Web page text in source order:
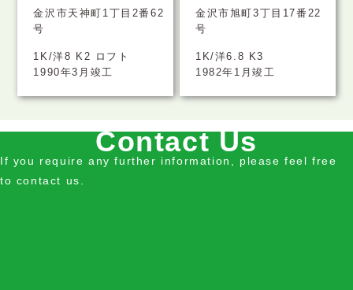
金沢市天神町1丁目2番62
号
1K/洋8 K2 ロフト
1990年3月竣工
金沢市旭町3丁目17番22
号
1K/洋6.8 K3
1982年1月竣工
Contact Us
If you require any further information, please feel free
to contact us.